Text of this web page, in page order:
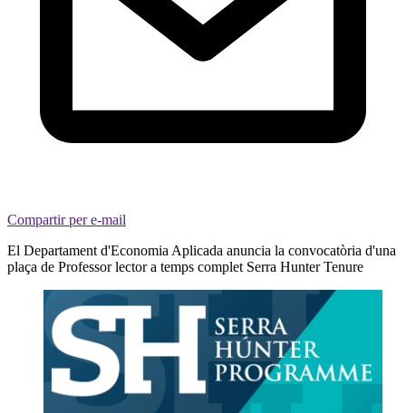
Compartir per e-mail
El Departament d'Economia Aplicada anuncia la convocatòria d'una
plaça de Professor lector a temps complet Serra Hunter Tenure